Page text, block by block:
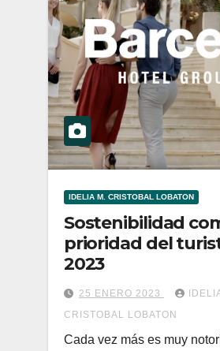
IDELIA M. CRISTOBAL LOBATON
Sostenibilidad
prioridad del
2023
25 ENERO 2023
CRISTOBAL LOBATON
Cada vez más es muy